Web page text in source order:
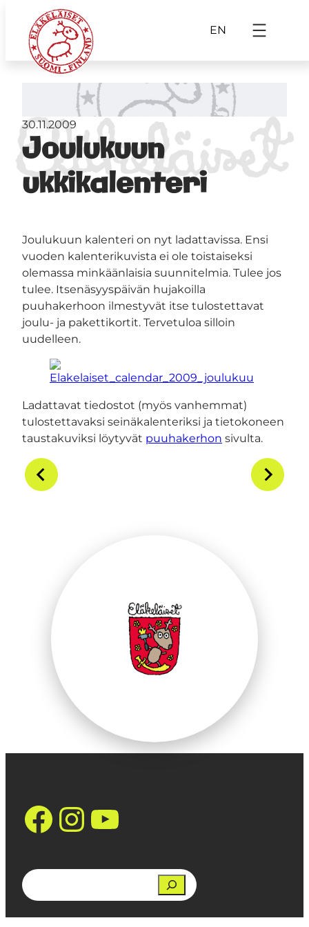
EN
Joulukuun
ukkikalenteri
30.11.2009
Joulukuun kalenteri on nyt ladattavissa. Ensi
vuoden kalenterikuvista ei ole toistaiseksi
olemassa minkäänlaisia suunnitelmia. Tulee jos
tulee. Itsenäsyyspäivän hujakoilla
puuhakerhoon ilmestyvät itse tulostettavat
joulu- ja pakettikortit. Tervetuloa silloin
uudelleen.
Ladattavat tiedostot (myös vanhemmat)
tulostettavaksi seinäkalenteriksi ja tietokoneen
taustakuviksi löytyvät puuhakerhon sivulta.
https://
Instagram
YouTube
Search